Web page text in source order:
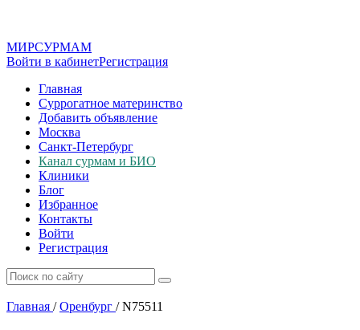
МИРСУРМАМ
Войти в кабинетРегистрация
Главная
Суррогатное материнство
Добавить объявление
Москва
Санкт-Петербург
Канал сурмам и БИО
Клиники
Блог
Избранное
Контакты
Войти
Регистрация
Главная / Оренбург /N75511